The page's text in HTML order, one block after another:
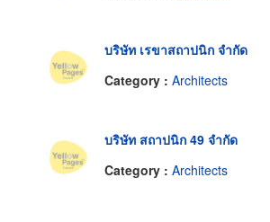
บริษัท เรขาสถาปนิก จำกัด
Category : Architects
บริษัท สถาปนิก 49 จำกัด
Category : Architects